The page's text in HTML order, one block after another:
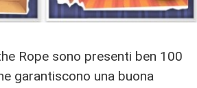
Rope sono presenti ben 100
garantiscono una buona